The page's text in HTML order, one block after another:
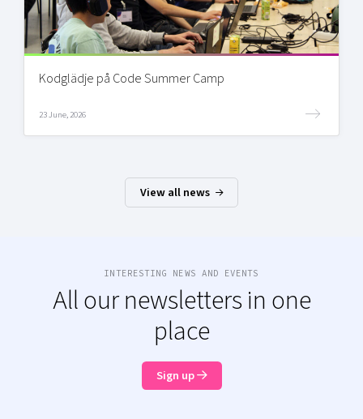
Kodglädje på Code Summer Camp
23 June, 2026
View all news
INTERESTING NEWS AND EVENTS
All our newsletters in one
place
Sign up